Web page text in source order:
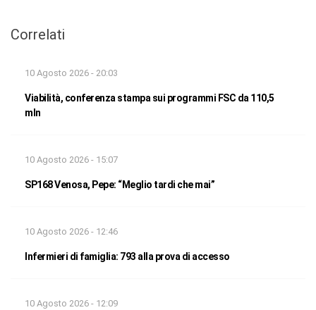
Correlati
10 Agosto 2026 - 20:03
Viabilità, conferenza stampa sui programmi FSC da 110,5
mln
10 Agosto 2026 - 15:07
SP168 Venosa, Pepe: “Meglio tardi che mai”
10 Agosto 2026 - 12:46
Infermieri di famiglia: 793 alla prova di accesso
10 Agosto 2026 - 12:09